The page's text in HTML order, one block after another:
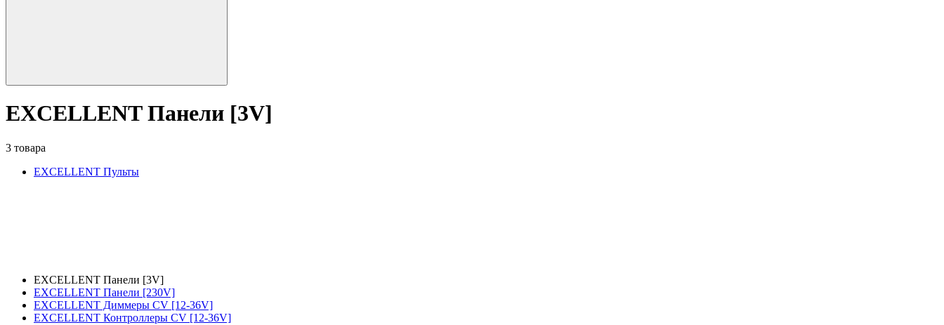
EXCELLENT Панели [3V]
3 товара
EXCELLENT Пульты
EXCELLENT Панели [3V]
EXCELLENT Панели [230V]
EXCELLENT Диммеры CV [12-36V]
EXCELLENT Контроллеры CV [12-36V]